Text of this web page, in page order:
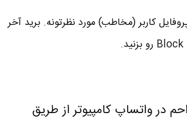
کاربر (مخاطب) مورد نظرتونه. برید آخر
در واتساپ کامپیوتر از طریق